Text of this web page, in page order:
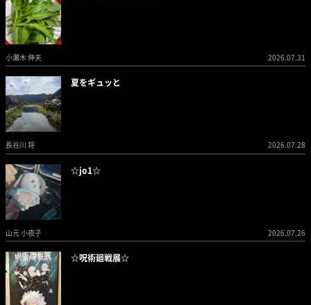
小瀬木 伸夫 2026.07.31
夏をギュッと
長谷川 将 2026.07.28
☆jo1☆
山元 小夜子 2026.07.26
☆呪術廻戦展☆